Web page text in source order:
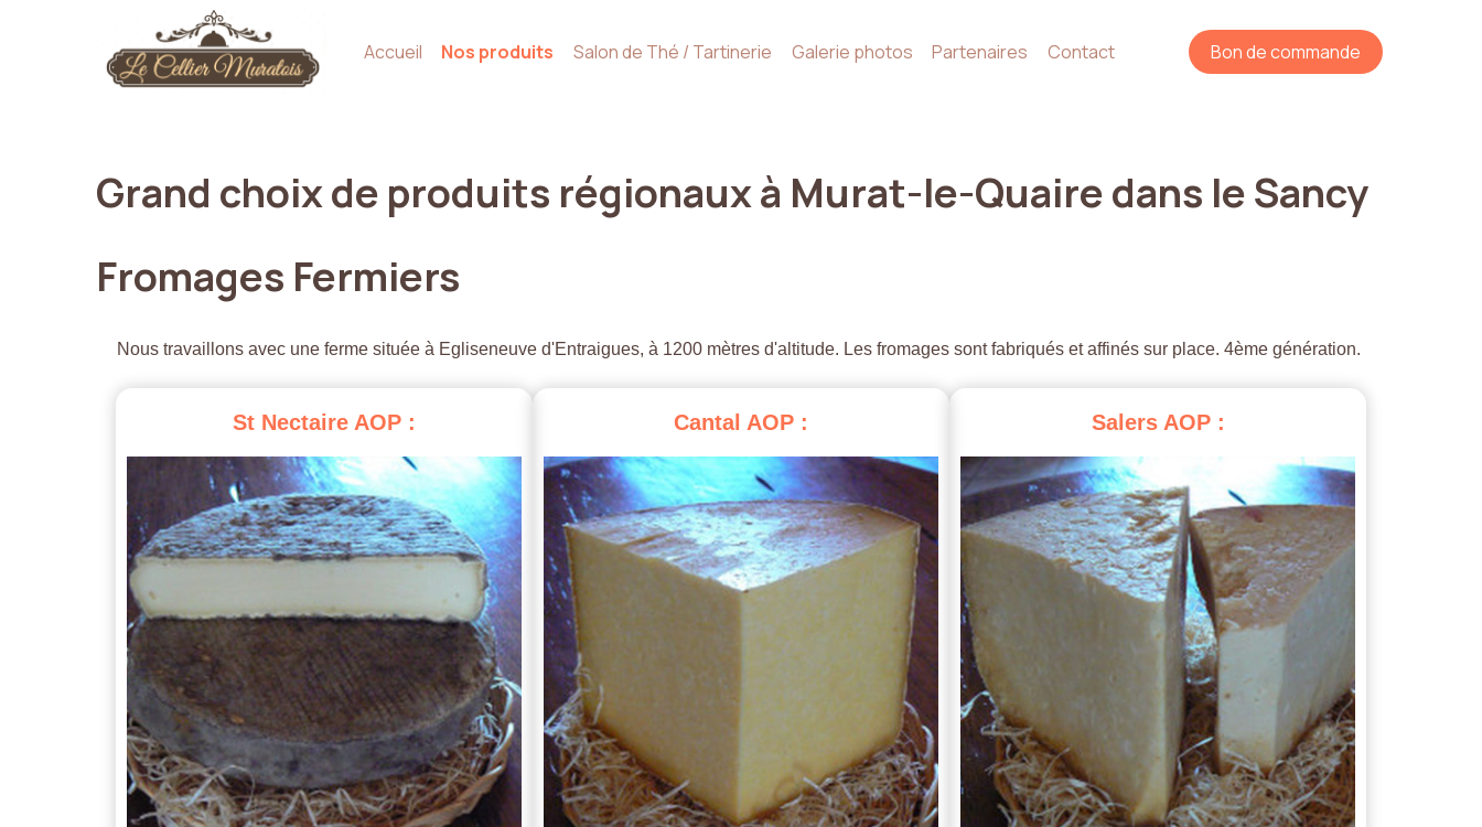
Accueil Nos produits Salon de Thé / Tartinerie Galerie photos Partenaires Contact Bon de commande
Grand choixde produits régionauxà Murat-le-Quairedans leSancy
Fromages Fermiers
Nous travaillons avec une ferme située à Egliseneuve d'Entraigues, à 1200 mètres d'altitude. Les fromages sont fabriqués et affinés sur place. 4ème génération.
St Nectaire AOP : Cantal AOP : Salers AOP :